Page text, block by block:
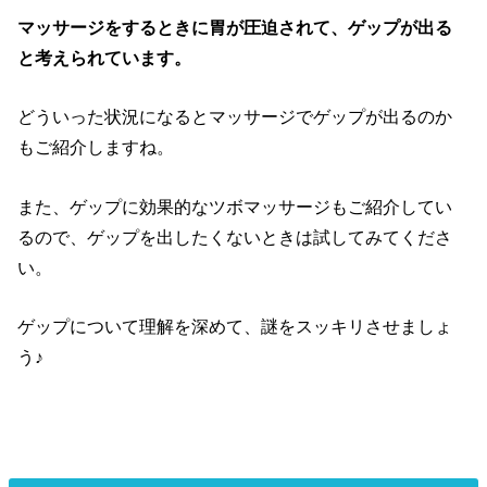
マッサージをするときに胃が圧迫されて、ゲップが出る
と考えられています。
どういった状況になるとマッサージでゲップが出るのか
もご紹介しますね。
また、ゲップに効果的なツボマッサージもご紹介してい
るので、ゲップを出したくないときは試してみてくださ
い。
ゲップについて理解を深めて、謎をスッキリさせましょ
う♪